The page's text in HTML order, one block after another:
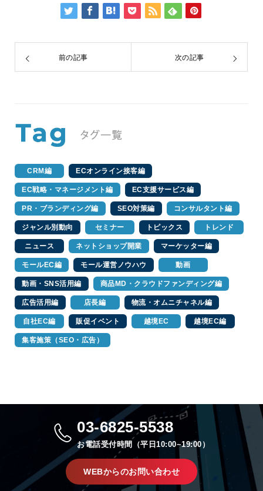
前の記事 次の記事
CRM編 ECオンライン接客編
EC戦略・マネージメント編 EC支援サービス編
PR・ブランディング編 SEO対策編 コンサルタント編
ジャンル別動向 セミナー トピックス トレンド
ニュース ネットショップ開業 マーケッター編
モールEC編 モール運営ノウハウ 動画
動画・SNS活用編 商品MD・クラウドファンディング編
広告活用編 店長編 物流・オムニチャネル編
自社EC編 販促イベント 越境EC 越境EC編
集客施策（SEO・広告）
03-6825-5538
お電話受付時間（平日10:00~19:00）
WEBからのお問い合わせ